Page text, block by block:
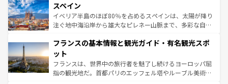
ろん、トスカーナの美しい田園風景やアマルフィ海岸の絶
景など、自然景観も見逃せない。観光の合間には、本場の
ピザやパスタなど、絶品のイタリア料理を堪能することも
ませてくれるイタリアで、忘れられない旅をしてみよう！
なお、新着のイタリア情報は
しい。
スペイン
イベリア半島のほぼ80％を占めるスペインは、太陽が降り
注ぐ地中海沿岸から雄大なピレネー山脈まで、多彩な自然
文化が根付くこの国では、情熱的なフラメンコ、熱気あふ
れる闘牛、そして美味しいタパスが生活の一部となってい
る。首都マドリードの洗練された雰囲気や、バルセロナの
アートに溢れた街角から、地方では古代ローマ遺跡や中世
フランスの基本情報と観光ガイド・有名観光スポ
ット
フランスは、世界中の旅行者を魅了し続けるヨーロッパ屈
指の観光地だ。首都パリのエッフェル塔やルーブル美術館